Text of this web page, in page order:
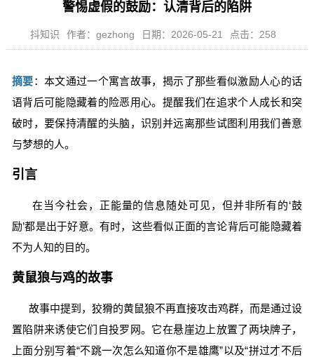
警惕虚假的鼓励：认清背后的陷阱
抖知识 作者：gezhong 日期：2026-05-21 点击：258
摘要：本文通过一个寓言故事，揭示了那些看似激励人心的话
语背后可能隐藏着的险恶用心。提醒我们在追求个人成长和突
破时，要保持清醒的头脑，识别并远离那些试图利用我们善意
与梦想的人。
引言
在当今社会，正能量的信息随处可见，但并非所有的‘鼓
励’都是出于好意。有时，这些看似正面的言论背后可能隐藏着
不为人知的目的。
黄鼠狼与鸡的故事
故事中提到，狡猾的黄鼠狼不再直接攻击鸡群，而是通过设
置陷阱来诱使它们自投罗网。它在悬崖边上放置了两块牌子，
上面分别写着“不跳一次怎么知道你不是雄鹰”以及“拼过才不后